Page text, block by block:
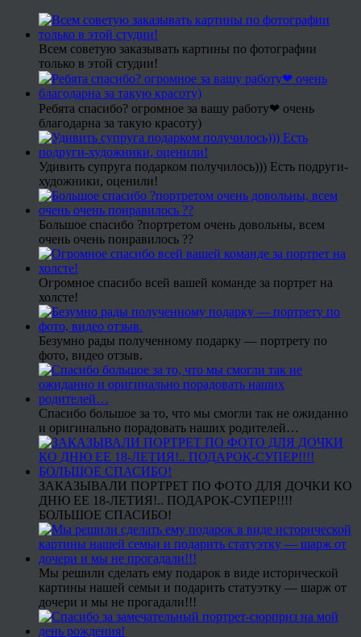
Всем советую заказывать картины по фотографии
только в этой студии!
Ребята спасибо? огромное за вашу работу❤ очень
благодарна за такую красоту)
Удивить супруга подарком получилось))) Есть подруги-
художники, оценили!
Большое спасибо ?портретом очень довольны, всем
очень очень понравилось ??
Огромное спасибо всей вашей команде за портрет на
холсте!
Безумно рады полученному подарку — портрету по
фото, видео отзыв.
Спасибо большое за то, что мы смогли так не ожиданно
и оригинально порадовать наших родителей…
ЗАКАЗЫВАЛИ ПОРТРЕТ ПО ФОТО ДЛЯ ДОЧКИ КО
ДНЮ ЕЕ 18-ЛЕТИЯ!.. ПОДАРОК-СУПЕР!!!!
БОЛЬШОЕ СПАСИБО!
Мы решили сделать ему подарок в виде исторической
картины нашей семьи и подарить статуэтку — шарж от
дочери и мы не прогадали!!!